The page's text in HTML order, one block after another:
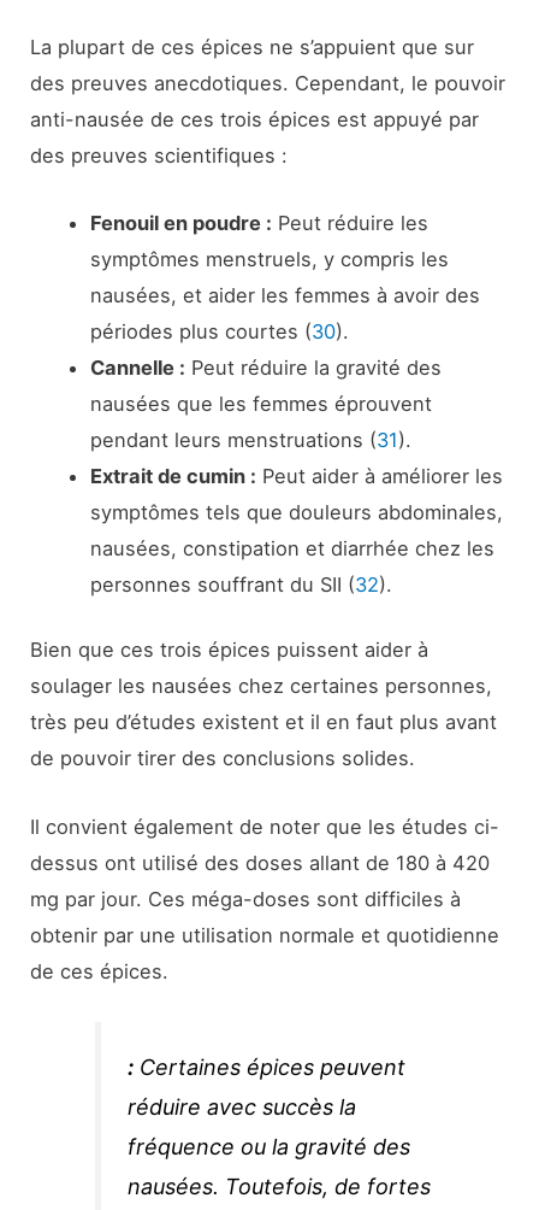
La plupart de ces épices ne s’appuient que sur
des preuves anecdotiques. Cependant, le pouvoir
anti-nausée de ces trois épices est appuyé par
des preuves scientifiques :
Fenouil en poudre : Peut réduire les
symptômes menstruels, y compris les
nausées, et aider les femmes à avoir des
périodes plus courtes (30).
Cannelle : Peut réduire la gravité des
nausées que les femmes éprouvent
pendant leurs menstruations (31).
Extrait de cumin : Peut aider à améliorer les
symptômes tels que douleurs abdominales,
nausées, constipation et diarrhée chez les
personnes souffrant du SII (32).
Bien que ces trois épices puissent aider à
soulager les nausées chez certaines personnes,
très peu d’études existent et il en faut plus avant
de pouvoir tirer des conclusions solides.
Il convient également de noter que les études ci-
dessus ont utilisé des doses allant de 180 à 420
mg par jour. Ces méga-doses sont difficiles à
obtenir par une utilisation normale et quotidienne
de ces épices.
: Certaines épices peuvent
réduire avec succès la
fréquence ou la gravité des
nausées. Toutefois, de fortes